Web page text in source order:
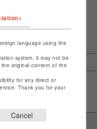
こちら
language using the
system, it may not be
original content of the
for any direct or
Thank you for your
Cancel